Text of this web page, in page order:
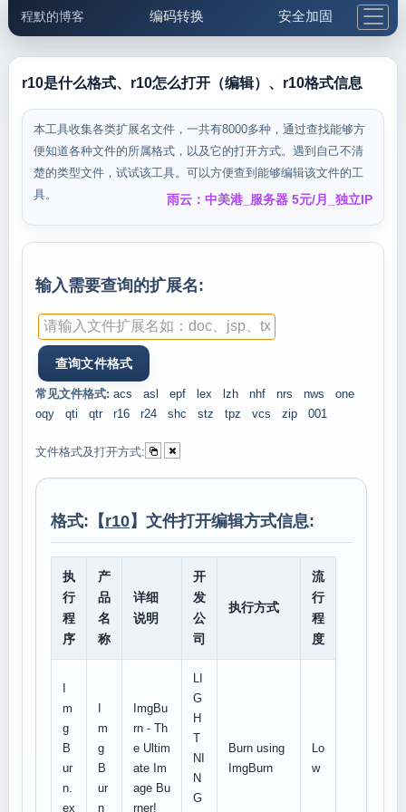
程默的博客 编码转换 安全加固
邮件工具 生活便民 更多工具
5.1支付宝大红包
r10是什么格式、r10怎么打开（编辑）、r10格式信息
本工具收集各类扩展名文件，一共有8000多种，通过查找能够方
便知道各种文件的所属格式，以及它的打开方式。遇到自己不清
楚的类型文件，试试该工具。可以方便查到能够编辑该文件的工
具。
雨云：中美港_服务器 5元/月_独立IP
输入需要查询的扩展名:
常见文件格式: acs asl epf lex lzh nhf nrs nws
one
oqy
qti qtr r16 r24 shc stz tpz vcs zip 001
文件格式及打开方式:
格式:【r10】文件打开编辑方式信息:
执
行
程
序
产
品
名
称
详细
说明
开
发
公
司
执行方式
流
行
程
度
m
g
B
ur
n.
ex
m
g
B
ur
n
ImgBu
rn - Th
e Ultim
ate Im
age Bu
rner!
LI
G
H
T
NI
N
G
Burn using
ImgBurn
Lo
w